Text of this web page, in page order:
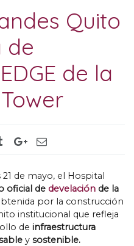
Quito
de
de la
21 de mayo, el Hospital
oficial de develación de la
por la construcción
institucional que refleja
de infraestructura
y sostenible.